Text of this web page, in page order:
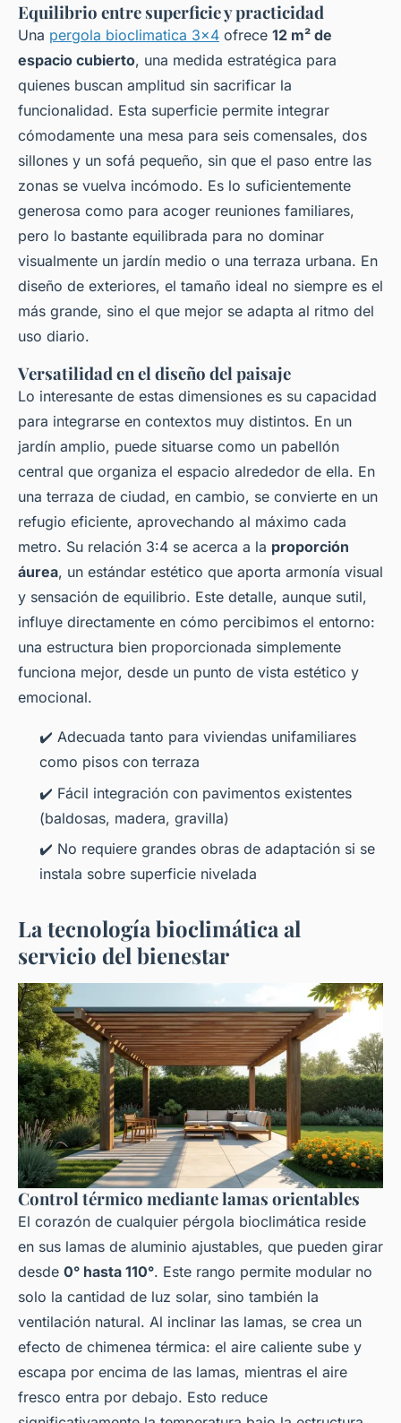
Equilibrio entre superficie y practicidad
Una pergola bioclimatica 3x4 ofrece 12 m² de
espacio cubierto, una medida estratégica para
quienes buscan amplitud sin sacrificar la
funcionalidad. Esta superficie permite integrar
cómodamente una mesa para seis comensales, dos
sillones y un sofá pequeño, sin que el paso entre las
zonas se vuelva incómodo. Es lo suficientemente
generosa como para acoger reuniones familiares,
pero lo bastante equilibrada para no dominar
visualmente un jardín medio o una terraza urbana. En
diseño de exteriores, el tamaño ideal no siempre es el
más grande, sino el que mejor se adapta al ritmo del
uso diario.
Versatilidad en el diseño del paisaje
Lo interesante de estas dimensiones es su capacidad
para integrarse en contextos muy distintos. En un
jardín amplio, puede situarse como un pabellón
central que organiza el espacio alrededor de ella. En
una terraza de ciudad, en cambio, se convierte en un
refugio eficiente, aprovechando al máximo cada
metro. Su relación 3:4 se acerca a la proporción
áurea, un estándar estético que aporta armonía visual
y sensación de equilibrio. Este detalle, aunque sutil,
influye directamente en cómo percibimos el entorno:
una estructura bien proporcionada simplemente
funciona mejor, desde un punto de vista estético y
emocional.
✔️ Adecuada tanto para viviendas unifamiliares
como pisos con terraza
✔️ Fácil integración con pavimentos existentes
(baldosas, madera, gravilla)
✔️ No requiere grandes obras de adaptación si se
instala sobre superficie nivelada
La tecnología bioclimática al
servicio del bienestar
Control térmico mediante lamas orientables
El corazón de cualquier pérgola bioclimática reside
en sus lamas de aluminio ajustables, que pueden girar
desde 0° hasta 110°. Este rango permite modular no
solo la cantidad de luz solar, sino también la
ventilación natural. Al inclinar las lamas, se crea un
efecto de chimenea térmica: el aire caliente sube y
escapa por encima de las lamas, mientras el aire
fresco entra por debajo. Esto reduce